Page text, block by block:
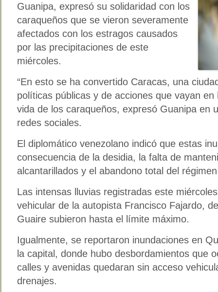
Guanipa, expresó su solidaridad con los
caraqueños que se vieron severamente
afectados con los estragos causados
por las precipitaciones de este
miércoles.
“En esto se ha convertido Caracas, una
políticas públicas y de acciones que vayan
vida de los caraqueños, expresó Guanipa en
redes sociales.
El diplomático venezolano indicó que estas
consecuencia de la desidia, la falta de
alcantarillados y el abandono total del
Las intensas lluvias registradas este
vehicular de la autopista Francisco Fajardo,
Guaire subieron hasta el límite máximo.
Igualmente, se reportaron inundaciones en
la capital, donde hubo desbordamientos que
calles y avenidas quedaran sin acceso
drenajes.